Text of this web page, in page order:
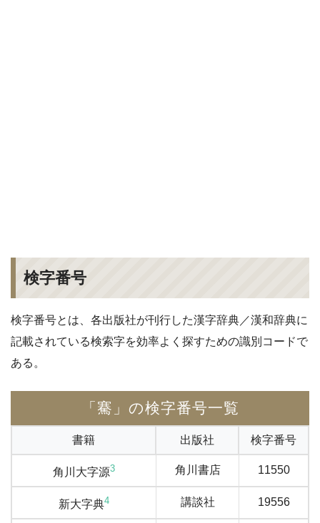
検字番号
検字番号とは、各出版社が刊行した漢字辞典／漢和辞典に
記載されている検索字を効率よく探すための識別コードで
ある。
「騫」の検字番号一覧
書籍 出版社 検字番号
角川大字源3 角川書店 11550
新大字典4 講談社 19556